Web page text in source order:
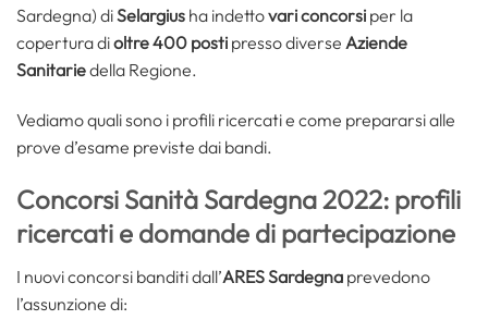
Sardegna) diSelargius ha indettovari concorsi per la
copertura dioltre 400 posti presso diverse Aziende
Sanitariedella Regione.
Vediamo quali sono i profili ricercati e come prepararsi alle
prove d’esame previste dai bandi.
Concorsi Sanità Sardegna 2022: profili
ricercati e domande di partecipazione
I nuovi concorsi banditi dall’ARES Sardegna prevedono
l’assunzione di: